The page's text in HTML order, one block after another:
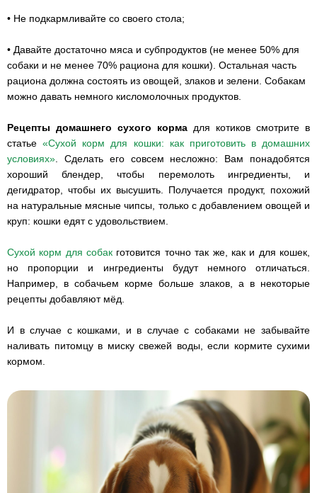
• Не подкармливайте со своего стола;
• Давайте достаточно мяса и субпродуктов (не менее 50% для
собаки и не менее 70% рациона для кошки). Остальная часть
рациона должна состоять из овощей, злаков и зелени. Собакам
можно давать немного кисломолочных продуктов.
Рецепты домашнего сухого корма для котиков смотрите в
статье«Сухой корм для кошки: как приготовить в домашних
условиях» . Сделать его совсем несложно: Вам понадобятся
хороший блендер, чтобы перемолоть ингредиенты, и
дегидратор, чтобы их высушить. Получается продукт, похожий
на натуральные мясные чипсы, только с добавлением овощей и
круп: кошки едят с удовольствием.
Сухой корм для собак готовится точно так же, как и для кошек,
но пропорции и ингредиенты будут немного отличаться.
Например, в собачьем корме больше злаков, а в некоторые
рецепты добавляют мёд.
И в случае с кошками, и в случае с собаками не забывайте
наливать питомцу в миску свежей воды, если кормите сухими
кормом.